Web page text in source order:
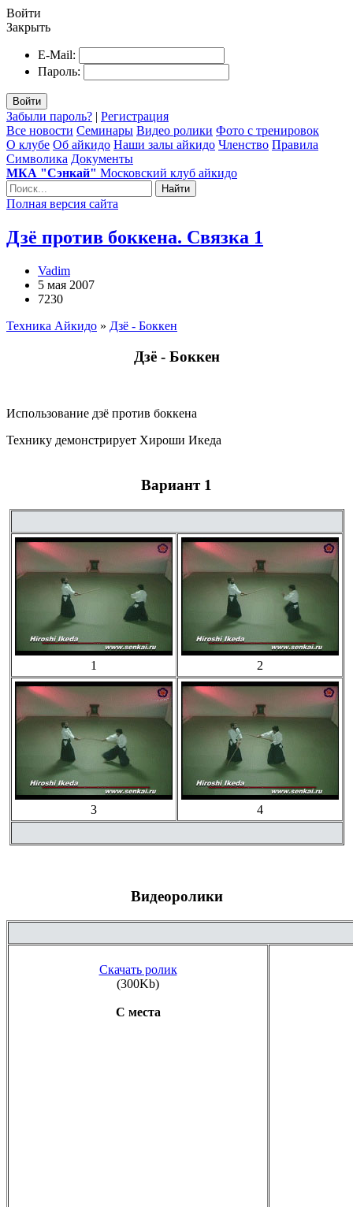
Войти
Закрыть
E-Mail:
Пароль:
Войти
Забыли пароль? | Регистрация
Все новости Семинары Видео ролики Фото с тренировок
О клубе Об айкидо Наши залы айкидо Членство Правила
Символика Документы
МКА "Сэнкай" Московский клуб айкидо
Найти
Полная версия сайта
Дзё против боккена. Связка 1
Vadim
5 мая 2007
7230
Техника Айкидо » Дзё - Боккен
Дзё - Боккен
Использование дзё против боккена
Технику демонстрирует Хироши Икеда
Вариант 1
1 2
3 4
Видеоролики
Скачать ролик
(300Kb)
С места